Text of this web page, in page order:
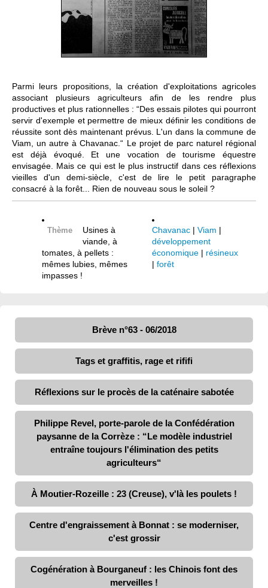
Parmi leurs propositions, la création d'exploitations agricoles
associant plusieurs agriculteurs afin de les rendre plus
productives et plus rationnelles : “Des essais pilotes qui pourront
servir d'exemple et permettre de mieux définir les conditions de
réussite sont dès maintenant prévus. L'un dans la commune de
Viam, un autre à Chavanac.“ Le projet de parc naturel régional
est déjà évoqué. Et une vocation de tourisme équestre
envisagée. Mais ce qui est le plus instructif dans ces réflexions
vieilles d'un demi-siècle, c'est de lire le petit paragraphe
consacré à la forêt... Rien de nouveau sous le soleil ?
Thème
Usines à
viande, à
tomates, à pellets :
mêmes lubies, mêmes
impasses !
Chavanac | Viam |
développement
économique | résineux
| forêt
Brève n°63 - 06/2018
Tags et graffitis, rage et rififi
Réflexions sur le procès de la caténaire sabotée
Philippe Revel, porte-parole de la Confédération
paysanne de la Corrèze : “Le modèle industriel
entraîne toujours l'élimination des petits
agriculteurs“
À Moutier-Rozeille : 23 (Creuse), v'là les poulets !
Centre d'engraissement à Bonnat : se moderniser,
c'est grossir
Cogénération à Bourganeuf : les Chinois font des
merveilles !